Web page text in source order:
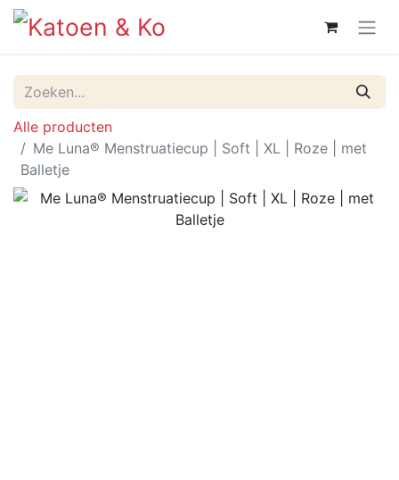
Alle producten
Me Luna® Menstruatiecup | Soft | XL | Roze | met
Balletje